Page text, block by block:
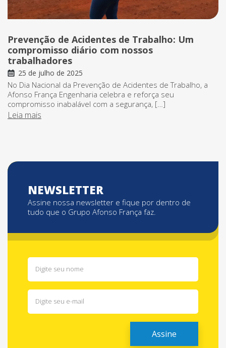
Prevenção de Acidentes de Trabalho: Um
compromisso diário com nossos
trabalhadores
25 de julho de 2025
No Dia Nacional da Prevenção de Acidentes de Trabalho, a
Afonso França Engenharia celebra e reforça seu
compromisso inabalável com a segurança, […]
Leia mais
NEWSLETTER
Assine nossa newsletter e fique por dentro de
tudo que o Grupo Afonso França faz.